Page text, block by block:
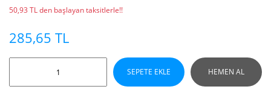
50,93 TL den başlayan taksitlerle!!
285,65 TL
SEPETE EKLE HEMEN AL